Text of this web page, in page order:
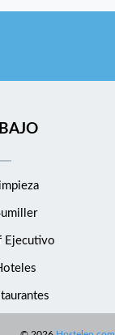
Ejecutivo